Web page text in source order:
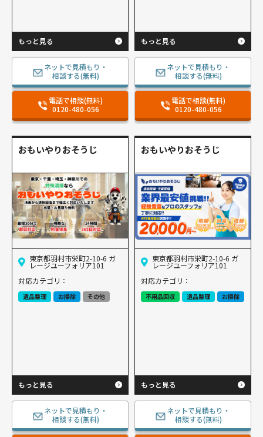
もっと見る
ネットで見積もり・
相談する(無料)
電話で相談(無料)
0120-480-056
もっと見る
ネットで見積もり・
相談する(無料)
電話で相談(無料)
0120-480-056
おもいやりおそうじ
東京都羽村市栄町2-10-6 ガ
レージユーフォリア101
対応カテゴリ：
遺品整理 お掃除 その他
もっと見る
ネットで見積もり・
相談する(無料)
おもいやりおそうじ
東京都羽村市栄町2-10-6 ガ
レージユーフォリア101
対応カテゴリ：
不用品回収 遺品整理 お掃除
もっと見る
ネットで見積もり・
相談する(無料)